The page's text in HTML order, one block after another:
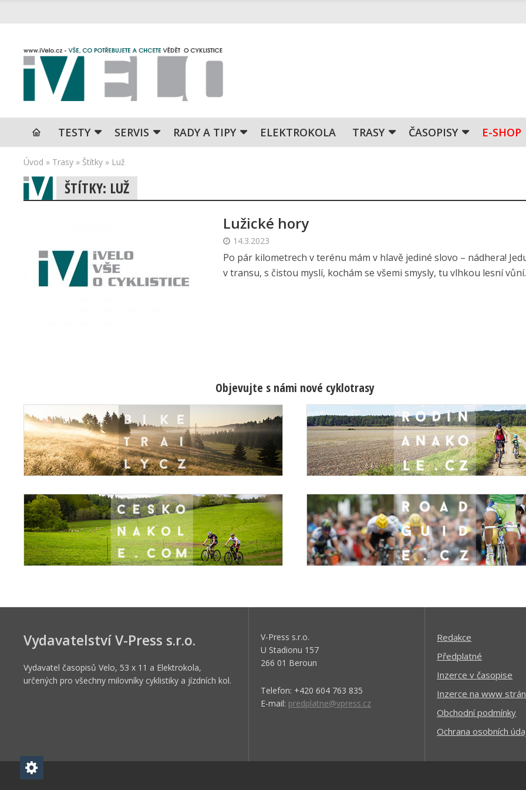
TESTY SERVIS RADY A TIPY ELEKTROKOLA TRASY ČASOPISY E-SHOP
Úvod » Trasy » Štítky » Luž
ŠTÍTKY: LUŽ
Lužické hory
14.3.2023
Po pár kilometrech v terénu mám v hlavě jediné slovo – nádhera!
v transu, s čistou myslí, kochám se všemi smysly, tu vlhkou lesní
Objevujte s námi nové cyklotrasy
Vydavatelství V-Press s.r.o.
Vydavatel časopisů Velo, 53 x 11 a Elektrokola,
určených pro všechny milovníky cyklistiky a jízdních kol.
V-Press s.r.o.
U Stadionu 157
266 01 Beroun
Telefon: +420 604 763 835
E-mail: predplatne@vpress.cz
Redakce
Předplatné
Inzerce v časopise
Inzerce na www
Obchodní podmínky
Ochrana osobních